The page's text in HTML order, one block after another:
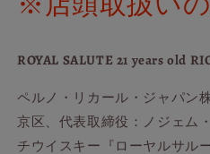
て
か
販
で
き
せ
ん
ル
ル
ト
21
年
ル
ル
ト
21
年
ROYAL SALUTE 21 years old
ペルノ・リカール・ジャパン
京区、代表取締役：ノジェム
チウイスキー『ローヤルサル